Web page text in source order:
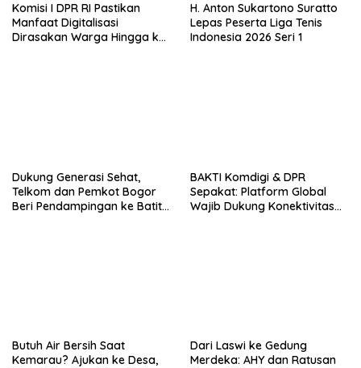
Komisi I DPR RI Pastikan
Manfaat Digitalisasi
Dirasakan Warga Hingga ke
H. Anton Sukartono Suratto
Lepas Peserta Liga Tenis
Indonesia 2026 Seri 1
Dukung Generasi Sehat,
Telkom dan Pemkot Bogor
Beri Pendampingan ke Batita
BAKTI Komdigi & DPR
Sepakat: Platform Global
Wajib Dukung Konektivitas
Butuh Air Bersih Saat
Kemarau? Ajukan ke Desa,
Dari Laswi ke Gedung
Merdeka: AHY dan Ratusan